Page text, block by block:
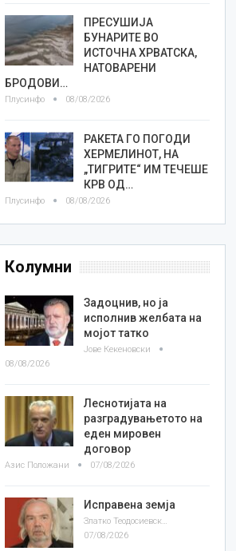
ПРЕСУШИЈА
БУНАРИТЕ ВО
ИСТОЧНА ХРВАТСКА,
НАТОВАРЕНИ
БРОДОВИ…
Плусинфо 08/08/2026
РАКЕТА ГО ПОГОДИ
ХЕРМЕЛИНОТ, НА
„ТИГРИТЕ“ ИМ ТЕЧЕШЕ
КРВ ОД…
Плусинфо 08/08/2026
Колумни
Задоцнив, но ја
исполнив желбата на
мојот татко
Јове Кекеновски
08/08/2026
Леснотијата на
разградувањетото на
еден мировен
договор
Азис Положани 07/08/2026
Исправена земја
Златко Теодосиевски
07/08/2026